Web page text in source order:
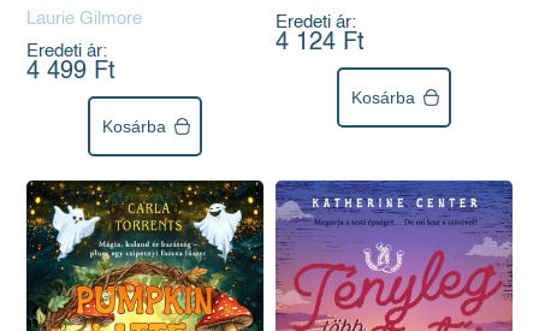
Laurie Gilmore
Eredeti ár:
4 499 Ft
Kosárba
Eredeti ár:
4 124 Ft
Kosárba